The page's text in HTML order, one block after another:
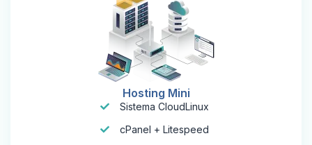
Hosting Mini
Sistema CloudLinux
cPanel + Litespeed